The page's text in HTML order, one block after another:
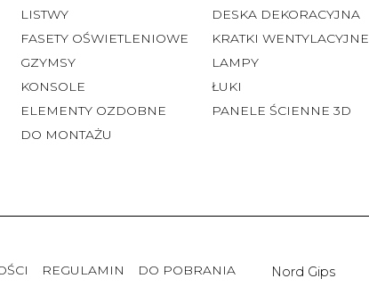
LISTWY
FASETY OŚWIETLENIOWE
GZYMSY
KONSOLE
ELEMENTY OZDOBNE
DO MONTAŻU
DESKA DEKORACYJNA
KRATKI WENTYLACYJNE
LAMPY
ŁUKI
PANELE ŚCIENNE 3D
REGULAMIN DO POBRANIA Nord Gips